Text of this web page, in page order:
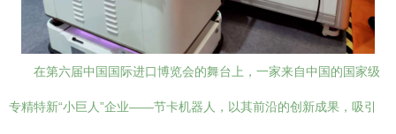
在第六届中国国际进口博览会的舞台上，一家来自中国的国家级
专精特新“小巨人”企业——节卡机器人，以其前沿的创新成果，吸引